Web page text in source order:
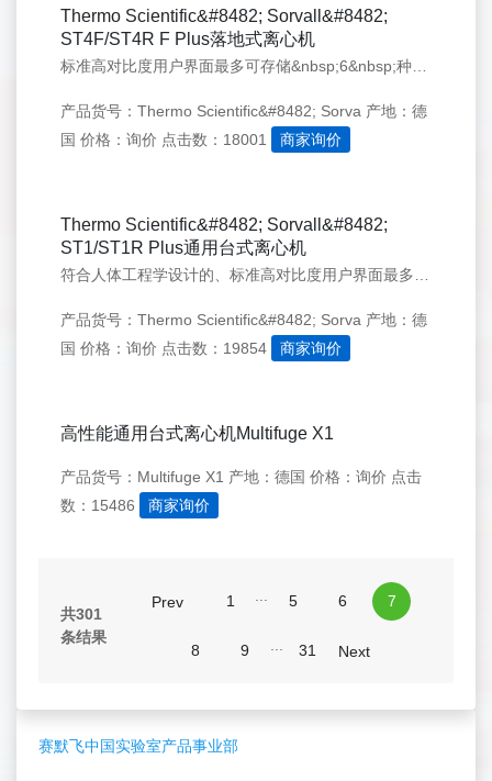
赛默飞中国实验室产品事业部
Thermo Scientific&#8482; Sorvall&#8482;
ST4F/ST4R F Plus落地式离心机
产品货号：Thermo Scientific&#8482; Sorva 产地：德
国 价格：询价 点击数：18001 商家询价
Thermo Scientific&#8482; Sorvall&#8482;
ST1/ST1R Plus通用台式离心机
产品货号：Thermo Scientific&#8482; Sorva 产地：德
国 价格：询价 点击数：19854 商家询价
高性能通用台式离心机Multifuge X1
产品货号：Multifuge X1 产地：德国 价格：询价 点击
数：15486
商家询价
共301
条结果
Prev 1 5 6 7
8 9 31 Next